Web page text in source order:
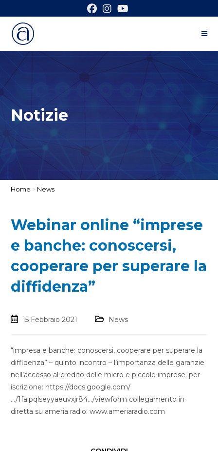
Notizie
Home > News
Webinar online “imprese
e banche: conoscersi,
cooperare per superare la
diffidenza”
15 Febbraio 2021 News
“impresa e banche: conoscersi, cooperare per superare la
diffidenza” – quinto incontro – l’importanza delle garanzie
nell’accesso al credito delle micro e piccole imprese. per
iscrizione: https://docs.google.com/
…/1faipqlseyyaeuvxjr84…/viewform collegamento in
diretta su ameria radio: www.ameriaradio.com